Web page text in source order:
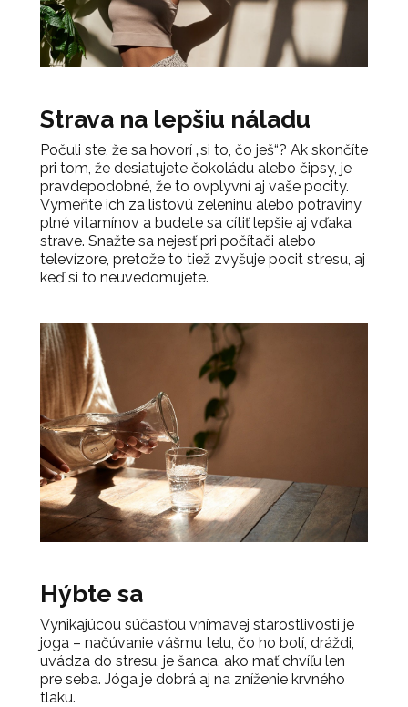
Strava na lepšiu náladu
Počuli ste, že sa hovorí „si to, čo ješ“? Ak skončíte
pri tom, že desiatujete čokoládu alebo čipsy, je
pravdepodobné, že to ovplyvní aj vaše pocity.
Vymeňte ich za listovú zeleninu alebo potraviny
plné vitamínov a budete sa cítiť lepšie aj vďaka
strave. Snažte sa nejesť pri počítači alebo
televízore, pretože to tiež zvyšuje pocit stresu, aj
keď si to neuvedomujete.
Hýbte sa
Vynikajúcou súčasťou vnímavej starostlivosti je
joga – načúvanie vášmu telu, čo ho bolí, dráždi,
uvádza do stresu, je šanca, ako mať chvíľu len
pre seba. Jóga je dobrá aj na zníženie krvného
tlaku.